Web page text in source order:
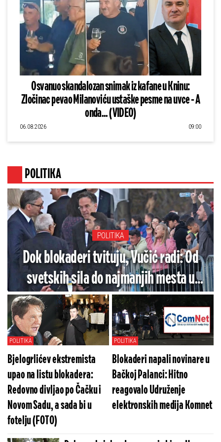
Osvanuo skandalozan snimak iz kafane u Kninu:
Zločinac pevao Milanoviću ustaške pesme na uvce - A
onda... (VIDEO)
06.08.2026 09:00
POLITIKA
POLITIKA
Dok blokaderi tvituju, Vučić radi: Od
svetskih sila do najmanjih mesta u
Srbiji - Zato i ima podršku
POLITIKA
Bjelogrlićev ekstremista
upao na listu blokadera:
Redovno divljao po Čačku i
Novom Sadu, a sada bi u
fotelju (FOTO)
POLITIKA
Blokaderi napali novinare u
Bačkoj Palanci: Hitno
reagovalo Udruženje
elektronskih medija Komnet